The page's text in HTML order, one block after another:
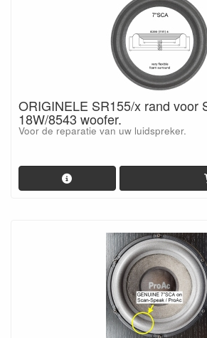
ORIGINELE SR155/x rand voor
18W/8543 woofer.
Voor de reparatie van uw luidspreker.